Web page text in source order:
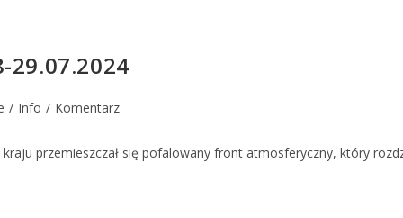
29.07.2024
/ Info / Komentarz
przemieszczał się pofalowany front atmosferyczny, który